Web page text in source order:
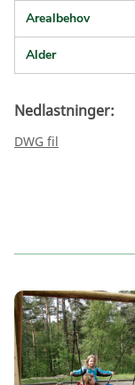
Arealbehov
Alder
Nedlastninger:
DWG fil